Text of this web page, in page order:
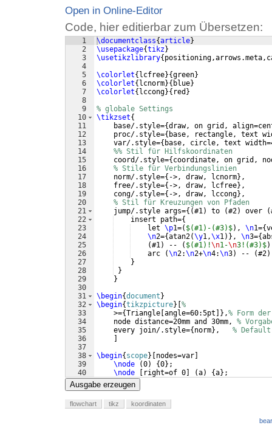
Open in Online-Editor
Code, hier editierbar zum Übersetzen:
1
2
3
4
5
6
7
8
9
10
11
12
13
14
15
16
17
18
19
20
21
22
23
24
25
26
27
28
29
30
31
32
33
34
35
36
37
38
39
40
41
\documentclass{article}
\usepackage{tikz}
\usetikzlibrary{
\colorlet{lcfree}{green}
\colorlet{lcnorm}{ blue}
\colorlet{lccong}{ red }
% globale Settings
\tikzset{
    base/.style=
{draw, on grid,
    proc/.style=
{ base, rectangle, text
    var/.style=
{ base, circle, text
%% Stil für Hilfskoordinaten
    coord/.style=
{coordinate, on grid,
% Stile für Verbindungslinien
    norm/.style=
{ ->, draw, lcnorm} ,
    free/.style=
{ ->, draw, lcfree} ,
    cong/.style=
{ ->, draw, lccong} ,
% Stil für Kreuzungen von Pfaden
    jump/.style args=
{(#1 ) to (#2) over (
    insert path=
{
    let
\p1=( $(#1)-(#3)$) , \n1={
\n2={atan2(\y1,\x1 )} , \n3={
(#1 ) -- ( $(#1)!\n1-\n3!(#3)$)
    arc
(\n2:\n2+\n4:\n3) -- (#2)
}
}
}
\begin{document}
\begin{tikzpicture} [%
    >=
{Triangle [angle=60:5pt ]} ,% Form
    node distance=20mm and 30mm,
%
    every join/.style=
{norm} , %
]
\begin{scope} [nodes=var]
\node
(0) {0} ;
\node
[ right=of 0] (a) {a} ;
\node [
Ausgabe erzeugen
flowchart tikz koordinaten